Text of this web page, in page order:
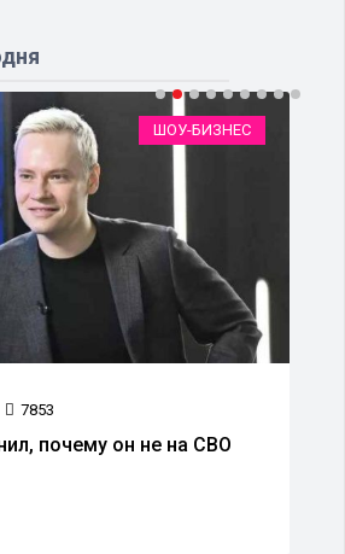
ШОУ-БИЗНЕС
7853
почему он не на СВО